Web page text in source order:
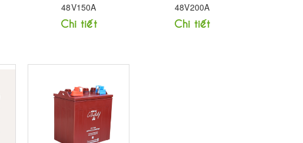
48V150A
Chi tiết
48V200A
Chi tiết